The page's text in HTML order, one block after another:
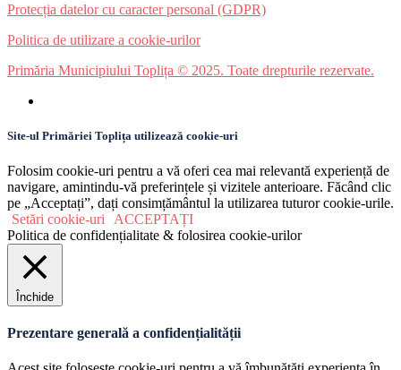
Protecția datelor cu caracter personal (GDPR)
Politica de utilizare a cookie-urilor
Primăria Municipiului Toplița © 2025. Toate drepturile rezervate.
Site-ul Primăriei Toplița utilizează cookie-uri
Folosim cookie-uri pentru a vă oferi cea mai relevantă experiență de
navigare, amintindu-vă preferințele și vizitele anterioare. Făcând clic
pe „Acceptați”, dați consimțământul la utilizarea tuturor cookie-urile.
Setări cookie-uri
ACCEPTAȚI
Politica de confidențialitate & folosirea cookie-urilor
Închide
Prezentare generală a confidențialității